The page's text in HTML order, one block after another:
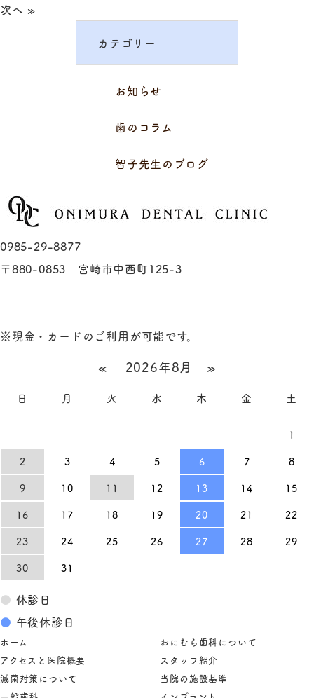
次へ »
カテゴリー
お知らせ
歯のコラム
智子先生のブログ
0985-29-8877
〒880-0853 宮崎市中西町125-3
※現金・カードのご利用が可能です。
« 2026年8月 »
日 月 火 水 木 金 土
1
2
3 4 5 6 7
8
9
10 11 12 13 14
15
16
17 18 19 20 21
22
23
24 25 26 27 28
29
30
31
● 休診日
● 午後休診日
ホーム
おにむら歯科について
アクセスと医院概要
スタッフ紹介
滅菌対策について
当院の施設基準